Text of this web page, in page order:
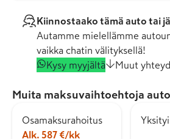
Kiinnostaako tämä auto tai
Autamme mielellämme
vaikka chatin välityksellä!
Kysy myyjältä
Muut
Muita maksuvaihtoehtoja
Osamaksurahoitus
Alk. 587 €/kk